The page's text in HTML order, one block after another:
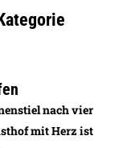
nach vier
mit Herz ist